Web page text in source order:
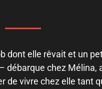
dont elle rêvait et un
débarque chez Mélina,
de vivre chez elle tant